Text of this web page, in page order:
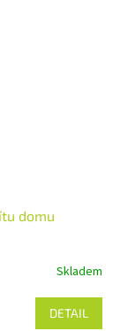
domu
Skladem
DETAIL